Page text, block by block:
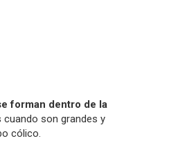
forman dentro de la
cuando son grandes y
cólico.